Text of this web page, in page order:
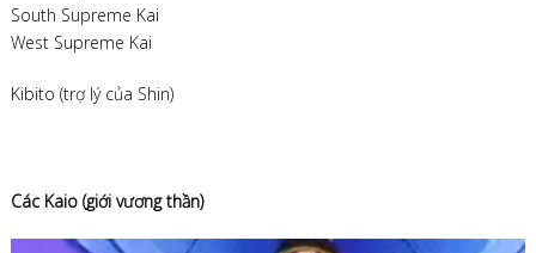
South Supreme Kai
West Supreme Kai
Kibito (trợ lý của Shin)
Các Kaio (giới vương thần)